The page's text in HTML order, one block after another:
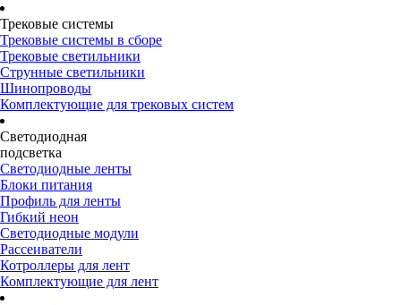
Трековые системы
Трековые системы в сборе
Трековые светильники
Струнные светильники
Шинопроводы
Комплектующие для трековых систем
Светодиодная
подсветка
Светодиодные ленты
Блоки питания
Профиль для ленты
Гибкий неон
Светодиодные модули
Рассеиватели
Котроллеры для лент
Комплектующие для лент